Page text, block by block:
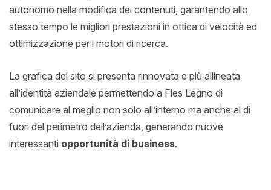
autonomo nella modifica dei contenuti, garantendo allo
stesso tempo le migliori prestazioni in ottica di velocità ed
ottimizzazione per i motori di ricerca.
La grafica del sito si presenta rinnovata e più allineata
all’identità aziendale permettendo a Fles Legno di
comunicare al meglio non solo all’interno ma anche al di
fuori del perimetro dell’azienda, generando nuove
interessanti opportunità di business.